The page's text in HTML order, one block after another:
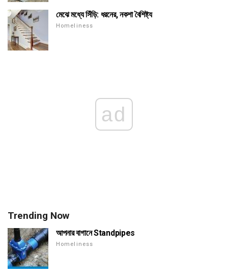
মেঝে মধ্যে সিঁড়ি: ধরনের, নকশা বৈশিষ্ট্য
Homeliness
ad
Trending Now
আপনার বাগানে Standpipes
Homeliness